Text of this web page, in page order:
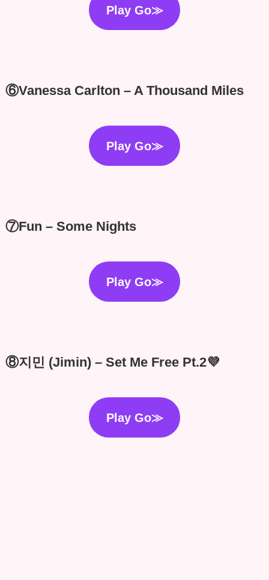
Play Go≫
⑥Vanessa Carlton – A Thousand Miles
Play Go≫
⑦Fun – Some Nights
Play Go≫
⑧지민 (Jimin) – Set Me Free Pt.2💜
Play Go≫